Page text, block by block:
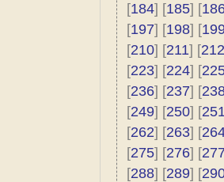
[184] [185] [
[197] [198] [
[210] [211] [212
[223] [224] [
[236] [237] [
[249] [250] [
[262] [263] [
[275] [276] [
[288] [289] [